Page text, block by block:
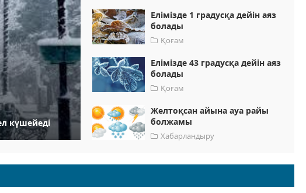
күшейеді
Елімізде 1 градусқа дейін аяз
болады
Қоғам
Елімізде 43 градусқа дейін аяз
болады
Қоғам
Желтоқсан айына ауа райы
болжамы
Хабарландыру